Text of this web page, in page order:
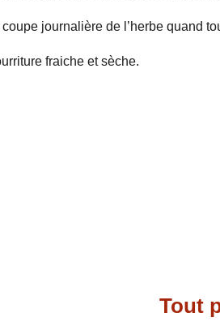
journalière de l’herbe quand
fraiche et sèche.
Tout